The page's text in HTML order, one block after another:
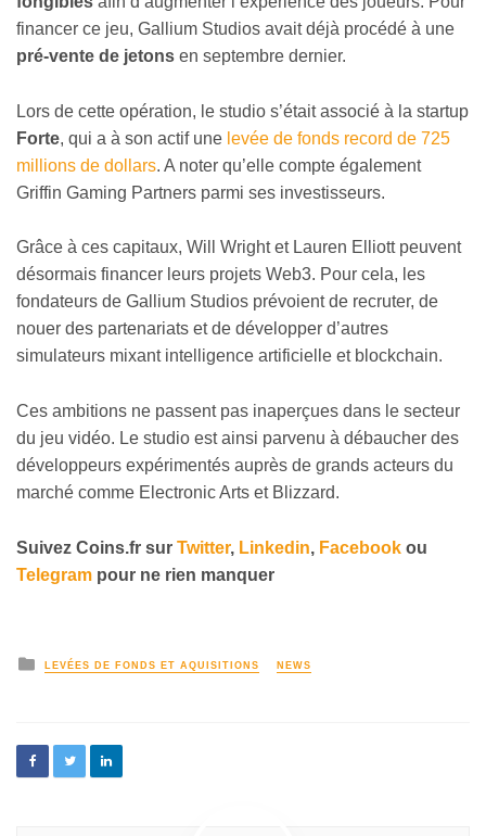
financer ce jeu, Gallium Studios avait déjà procédé à une
pré-vente de jetons en septembre dernier.
Lors de cette opération, le studio s’était associé à la startup
Forte, qui a à son actif une levée de fonds record de 725
millions de dollars. A noter qu’elle compte également
Griffin Gaming Partners parmi ses investisseurs.
Grâce à ces capitaux, Will Wright et Lauren Elliott peuvent
désormais financer leurs projets Web3. Pour cela, les
fondateurs de Gallium Studios prévoient de recruter, de
nouer des partenariats et de développer d’autres
simulateurs mixant intelligence artificielle et blockchain.
Ces ambitions ne passent pas inaperçues dans le secteur
du jeu vidéo. Le studio est ainsi parvenu à débaucher des
développeurs expérimentés auprès de grands acteurs du
marché comme Electronic Arts et Blizzard.
Suivez Coins.fr sur Twitter, Linkedin, Facebook ou
Telegram pour ne rien manquer
LEVÉES DE FONDS ET AQUISITIONS NEWS